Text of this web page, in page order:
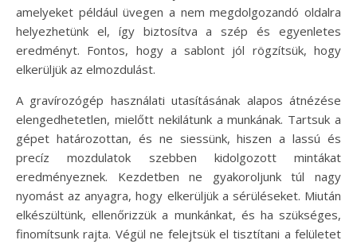
amelyeket például üvegen a nem megdolgozandó oldalra
helyezhetünk el, így biztosítva a szép és egyenletes
eredményt. Fontos, hogy a sablont jól rögzítsük, hogy
elkerüljük az elmozdulást.
A gravírozógép használati utasításának alapos átnézése
elengedhetetlen, mielőtt nekilátunk a munkának. Tartsuk a
gépet határozottan, és ne siessünk, hiszen a lassú és
precíz mozdulatok szebben kidolgozott mintákat
eredményeznek. Kezdetben ne gyakoroljunk túl nagy
nyomást az anyagra, hogy elkerüljük a sérüléseket. Miután
elkészültünk, ellenőrizzük a munkánkat, és ha szükséges,
finomítsunk rajta. Végül ne felejtsük el tisztítani a felületet